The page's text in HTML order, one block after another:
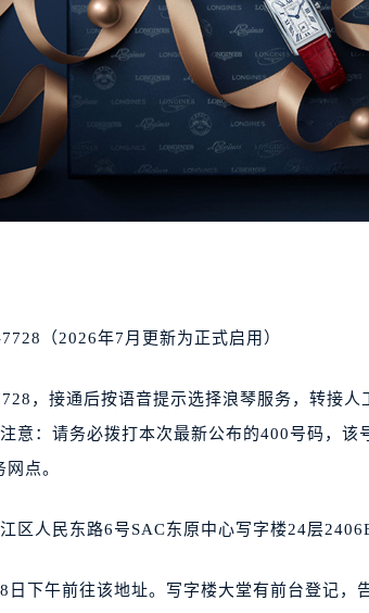
（2026年7月更新为正式启用）
，接通后按语音提示选择浪琴服务，转接
意：请务必拨打本次最新公布的400号码，
点。
区人民东路6号SAC东原中心写字楼24层
日下午前往该地址。写字楼大堂有前台登记，